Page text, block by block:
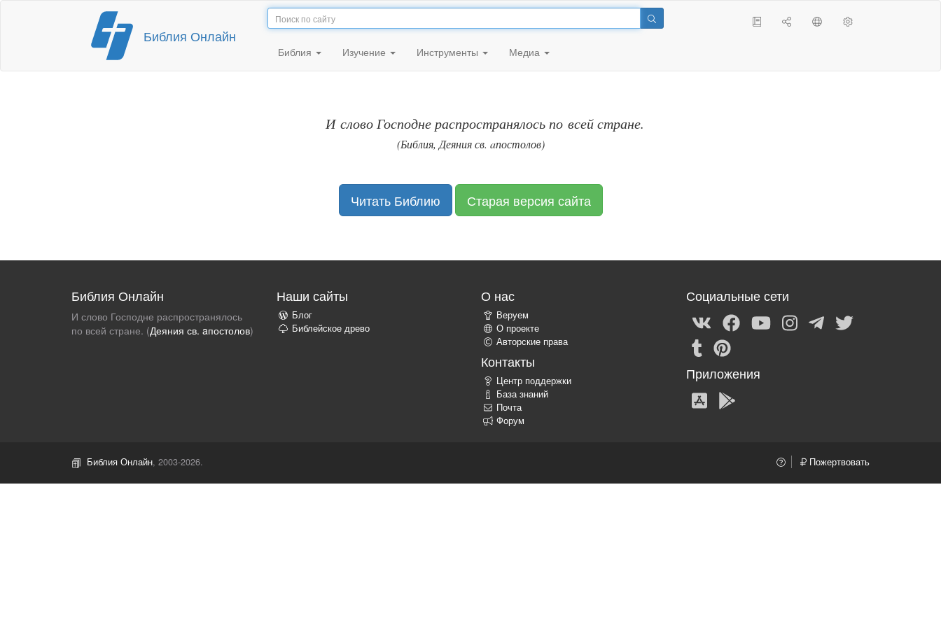
Перейти
содержимому
Библия Онлайн
Библия Изучение Инструменты Медиа
И слово Господне распространялось по всей стране.
(Библия, Деяния св. aпостолов)
Читать Библию Старая версия сайта
Библия Онлайн
И слово Господне распространялось
по всей стране. (Деяния св. aпостолов)
Наши сайты
Блог
Библейское древо
О нас
Веруем
О проекте
Авторские права
Контакты
Центр поддержки
База знаний
Почта
Форум
Социальные сети
Приложения
Библия Онлайн, 2003-2026. Пожертвовать